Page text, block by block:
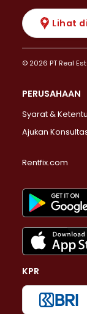
Lihat
© 2026 PT Real
PERUSAHAAN
Syarat &
Ajukan
Rentfix.com
KPR